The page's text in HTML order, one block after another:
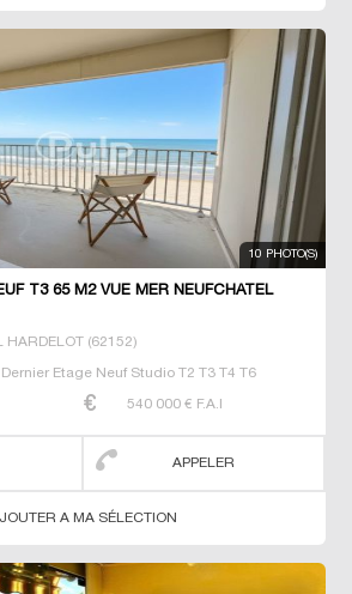
10 PHOTO(S)
T3 65 M2 VUE MER NEUFCHATEL
HARDELOT(62152)
Etage Neuf Studio T2 T3 T4 T6
540 000 € F.A.I
APPELER
A MA SÉLECTION